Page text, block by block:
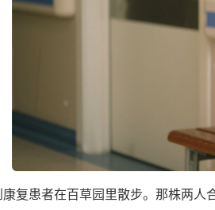
患者在百草园里散步。那株两人